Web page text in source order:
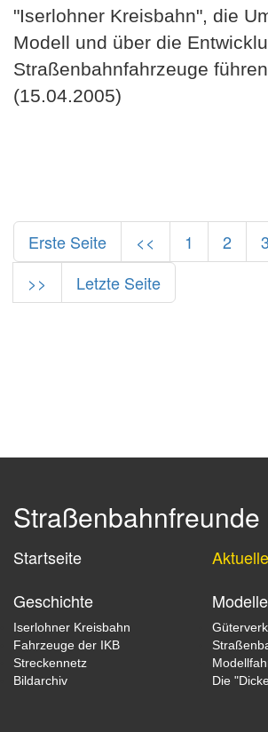
"Iserlohner Kreisbahn", die
Modell und über die
Straßenbahnfahrzeuge
(15.04.2005)
Erste Seite << 1 2 3
>>
Letzte Seite
Startseite
Geschichte
Iserlohner Kreisbahn
Fahrzeuge der IKB
Streckennetz
Bildarchiv
Modelle
Die